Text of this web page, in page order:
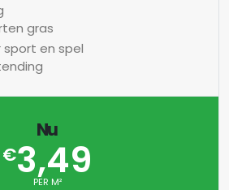
gras
sport en spel
Nu
€3,49
PER M²